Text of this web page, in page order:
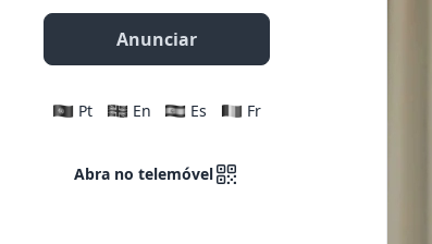
Anunciar
Pt En Es Fr
Abra no telemóvel